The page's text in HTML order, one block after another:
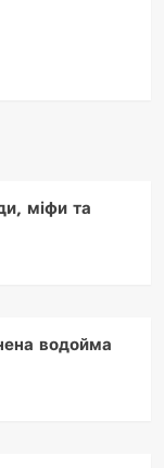
міфи та
водойма